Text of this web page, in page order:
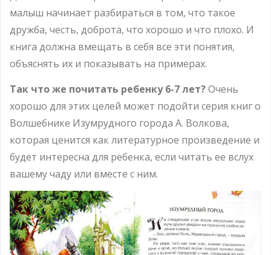
малыш начинает разбираться в том, что такое
дружба, честь, доброта, что хорошо и что плохо. И
книга должна вмещать в себя все эти понятия,
объяснять их и показывать на примерах.
Так что же почитать ребенку 6-7 лет?Очень
хорошо для этих целей может подойти серия книг о
Волшебнике Изумрудного города А. Волкова,
которая ценится как литературное произведение и
будет интересна для ребенка, если читать ее вслух
вашему чаду или вместе с ним.